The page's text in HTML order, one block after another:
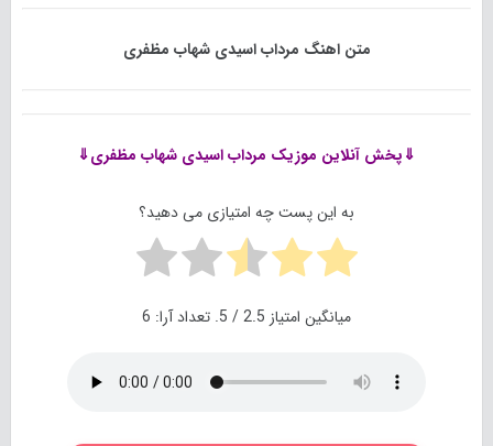
متن اهنگ مرداب اسیدی شهاب مظفری
⇓پخش آنلاین موزیک مرداب اسیدی شهاب مظفری⇓
به این پست چه امتیازی می دهید؟
میانگین امتیاز 2.5/ 5. تعداد آرا: 6